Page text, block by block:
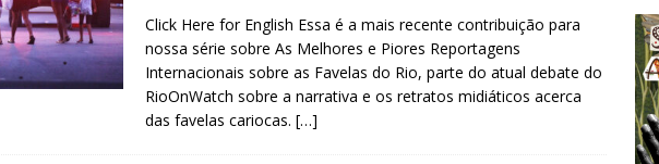
[ 27/07/2026 ] Mutirão Agroecológico com os Povos das Águas Reúne
Coletivos para Plantio e Inauguração da Feira da Praia do Remanso
em Suruí, Magé
COBERTURA DE EVENTOS
Click Here for English Essa é a mais recente contribuição para
nossa série sobre As Melhores e Piores Reportagens
Internacionais sobre as Favelas do Rio, parte do atual debate do
RioOnWatch sobre a narrativa e os retratos midiáticos acerca
das favelas cariocas. […]